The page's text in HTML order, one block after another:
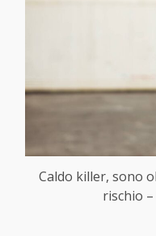
Caldo killer, sono
rischio